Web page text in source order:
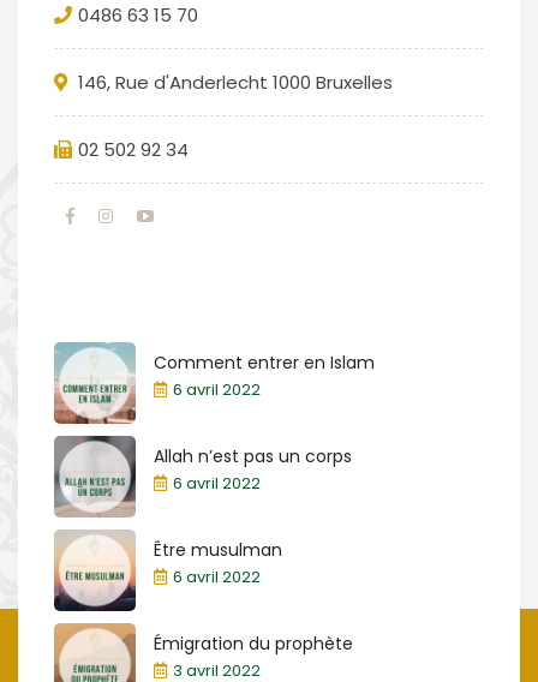
0486 63 15 70
146, Rue d'Anderlecht 1000 Bruxelles
02 502 92 34
Comment entrer en Islam
6 avril 2022
Allah n’est pas un corps
6 avril 2022
Être musulman
6 avril 2022
Émigration du prophète
3 avril 2022